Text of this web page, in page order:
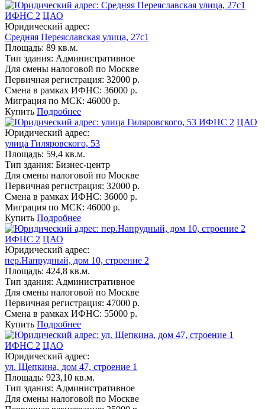
ИФНС 2 ЦАО
Юридический адрес:
Средняя Переяславская улица, 27с1
Площадь: 89 кв.м.
Тип здания: Административное
Для смены налоговой по Москве
Первичная регистрация: 32000 р.
Смена в рамках ИФНС: 36000 р.
Миграция по МСК: 46000 р.
Купить Подробнее
ИФНС 2 ЦАО
Юридический адрес:
улица Гиляровского, 53
Площадь: 59,4 кв.м.
Тип здания: Бизнес-центр
Для смены налоговой по Москве
Первичная регистрация: 32000 р.
Смена в рамках ИФНС: 36000 р.
Миграция по МСК: 46000 р.
Купить Подробнее
ИФНС 2 ЦАО
Юридический адрес:
пер.Напрудный, дом 10, строение 2
Площадь: 424,8 кв.м.
Тип здания: Административное
Для смены налоговой по Москве
Первичная регистрация: 47000 р.
Смена в рамках ИФНС: 55000 р.
Купить Подробнее
ИФНС 2 ЦАО
Юридический адрес:
ул. Щепкина, дом 47, строение 1
Площадь: 923,10 кв.м.
Тип здания: Административное
Для смены налоговой по Москве